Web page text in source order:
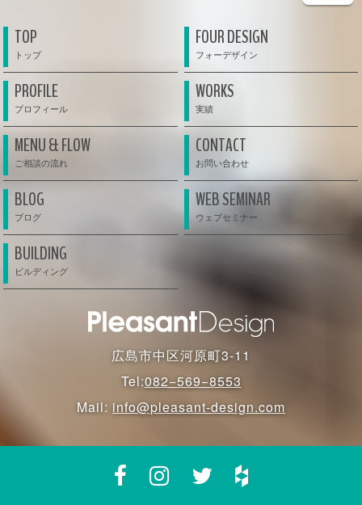
TOP FOUR DESIGN
PROFILE WORKS
MENU & FLOW CONTACT
BLOG WEB SEMINAR
BUILDING
広島市中区河原町3-11
Tel:082−569−8553
Mail: info@pleasant-design.com